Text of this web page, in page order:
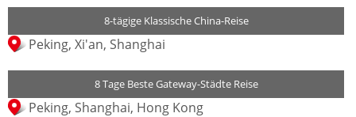
8-tägige Klassische China-Reise
Peking, Xi'an, Shanghai
8 Tage Beste Gateway-Städte Reise
Peking, Shanghai, Hong Kong